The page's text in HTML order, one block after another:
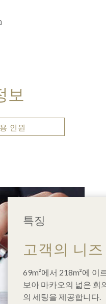
보
인원
특징
고객의 니즈
69m²에서 218m²에 이
보아 마카오의 넓은 회
의 세팅을 제공합니다.